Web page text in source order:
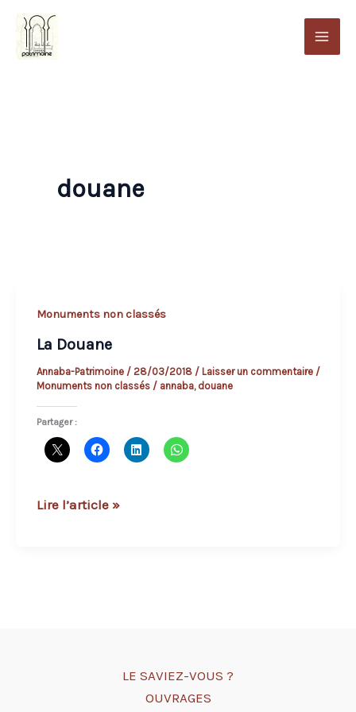
contenu
douane
Monuments non classés
La Douane
Annaba-Patrimoine / 28/03/2018 / Laisser un commentaire /
Monuments non classés/ annaba, douane
Partager :
La
Lire l’article »
LE SAVIEZ-VOUS ?
OUVRAGES